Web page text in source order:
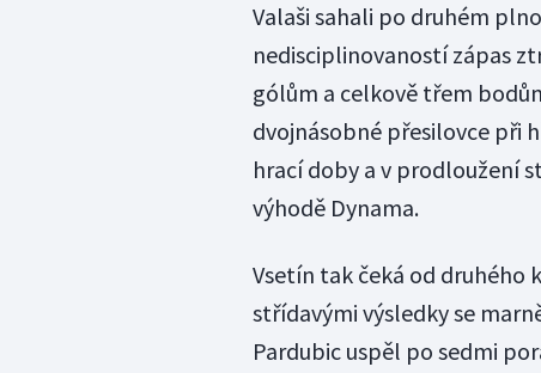
Valaši sahali po druhém
nedisciplinovaností zápas
gólům a celkově třem
dvojnásobné přesilovce při
hrací doby a v prodloužení
výhodě Dynama.
Vsetín tak čeká od druhého
střídavými výsledky se
Pardubic uspěl po sedmi